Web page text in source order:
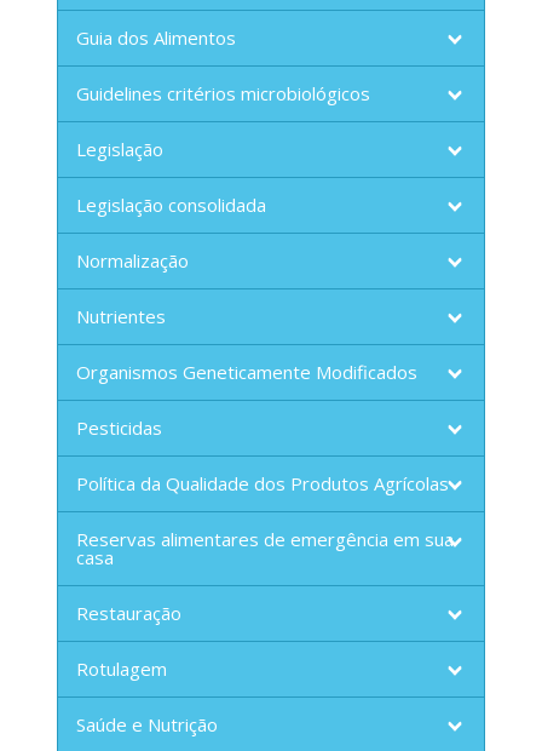
Guia dos Alimentos
Guidelines critérios microbiológicos
Legislação
Legislação consolidada
Normalização
Nutrientes
Organismos Geneticamente Modificados
Pesticidas
Política da Qualidade dos Produtos Agrícolas
Reservas alimentares de emergência em sua
casa
Restauração
Rotulagem
Saúde e Nutrição